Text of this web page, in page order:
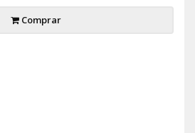
Comprar